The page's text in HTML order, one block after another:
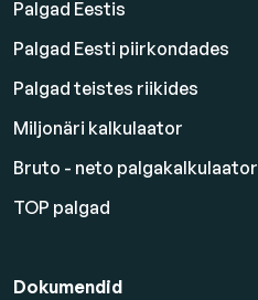
Palgad Eestis
Palgad Eesti piirkondades
Palgad teistes riikides
Miljonäri kalkulaator
Bruto - neto palgakalkulaator
TOP palgad
Dokumendid